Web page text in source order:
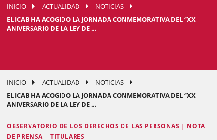
INICIO ACTUALIDAD
NOTICIAS
EL ICAB HA ACOGIDO LA JORNADA CONMEMORATIVA DEL “XX
ANIVERSARIO DE LA LEY DE ...
INICIO ACTUALIDAD
NOTICIAS
EL ICAB HA ACOGIDO LA JORNADA CONMEMORATIVA DEL “XX
ANIVERSARIO DE LA LEY DE ...
OBSERVATORIO DE LOS DERECHOS DE LAS PERSONAS | NOTA
DE PRENSA | TITULARES